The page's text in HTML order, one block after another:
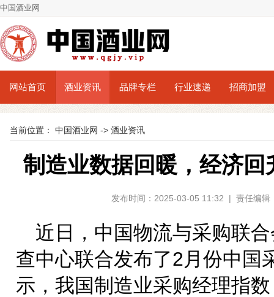
中国酒业网
网站首页 酒业资讯 品牌专栏 行业速递 招商加盟
当前位置： 中国酒业网 -> 酒业资讯
制造业数据回暖，经济
发布时间：2025-03-05 11:32 | 责任编
近日，中国物流与采购联
查中心联合发布了2月份中国
示，我国制造业采购经理指